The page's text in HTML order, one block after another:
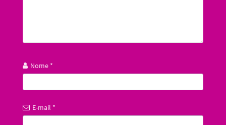
Nome *
E-mail *